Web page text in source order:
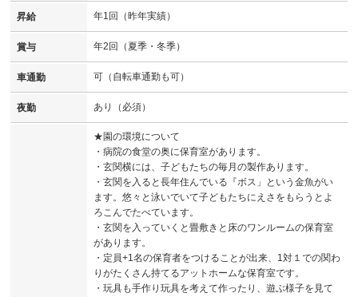
昇給 年1回（昨年実績）
賞与 年2回（夏季・冬季）
車通勤 可（自転車通勤も可）
夜勤 あり（必須）
★園の環境について
・病院の食堂の奥に保育室があります。
・玄関横には、子どもたちの毎月の製作あります。
・玄関を入ると長年住んでいる『ボス」という金魚がい
ます。悠々と泳いでいて子どもたちにえさをもらうとよ
ろこんでたべています。
・玄関を入っていくと畳敷きと床のワンルームの保育室
があります。
・定員+1名の保育者をつけることが出来、1対１での関わ
りがたくさん持てるアットホームな保育室です。
・玩具も手作り玩具を考えて作ったり、遊ぶ様子を見て